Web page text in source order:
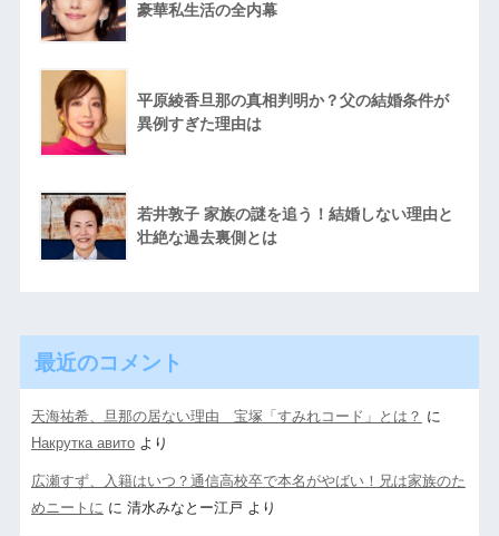
豪華私生活の全内幕
平原綾香旦那の真相判明か？父の結婚条件が
異例すぎた理由は
若井敦子 家族の謎を追う！結婚しない理由と
壮絶な過去裏側とは
最近のコメント
天海祐希、旦那の居ない理由 宝塚「すみれコード」とは？ に
Накрутка авитоより
広瀬すず、入籍はいつ？通信高校卒で本名がやばい！兄は家族のた
めニートに に 清水みなとー江戸 より